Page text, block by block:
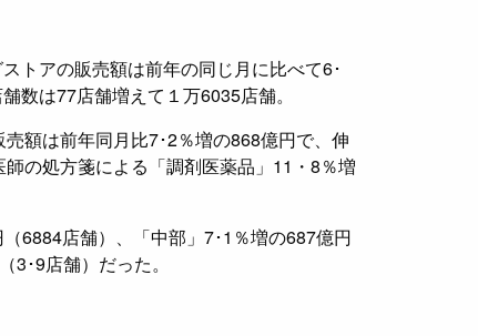
トアの販売額は前年の同じ月に比べて6･
数は77店舗増えて１万6035店舗。
額は前年同月比7･2％増の868億円で、伸
の処方箋による「調剤医薬品」11・8％増
6884店舗）、「中部」7･1％増の687億円
3･9店舗）だった。